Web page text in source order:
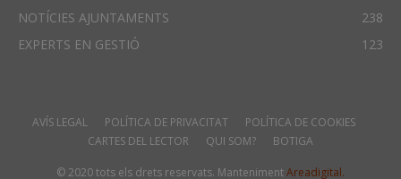
NOTÍCIES AJUNTAMENTS
238
EXPERTS EN GESTIÓ
123
AVÍS LEGAL POLÍTICA DE PRIVACITAT
POLÍTICA DE COOKIES
CARTES DEL LECTOR
QUI SOM? BOTIGA
© 2020 tots els drets reservats. MantenimentAreadigital.